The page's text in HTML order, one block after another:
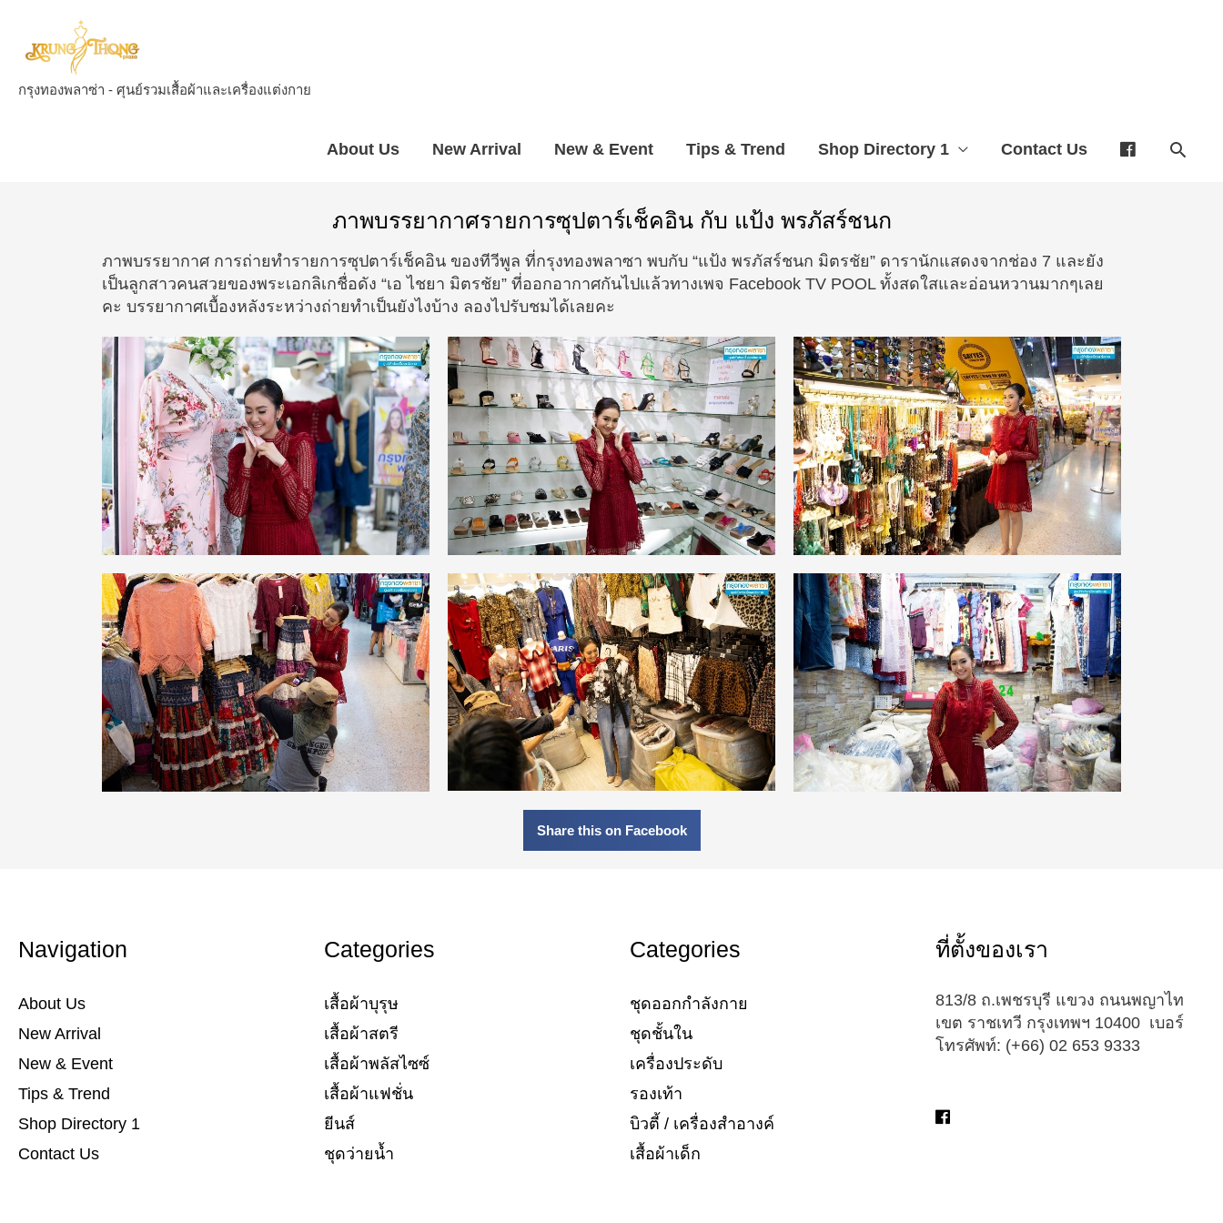
กรุงทองพลาซ่า - ศุนย์รวมเสื้อผ้าและเครื่องแต่งกาย
About Us New Arrival New & Event Tips & Trend Shop Directory 1 Contact Us
ภาพบรรยากาศรายการซุปตาร์เช็คอิน กับ แป้ง พรภัสร์ชนก
ภาพบรรยากาศ การถ่ายทำรายการซุปตาร์เช็คอิน ของทีวีพูล ที่กรุงทองพลาซา พบกับ “แป้ง พรภัสร์ชนก มิตรชัย” ดารานักแสดงจากช่อง 7 และยัง
เป็นลูกสาวคนสวยของพระเอกลิเกชื่อดัง “เอ ไชยา มิตรชัย” ที่ออกอากาศกันไปแล้วทางเพจ Facebook TV POOL ทั้งสดใสและอ่อนหวานมากๆเลย
คะ บรรยากาศเบื้องหลังระหว่างถ่ายทำเป็นยังไงบ้าง ลองไปรับชมได้เลยคะ
Share this on Facebook
Navigation
About Us
New Arrival
New & Event
Tips & Trend
Shop Directory 1
Contact Us
Categories
เสื้อผ้าบุรุษ
เสื้อผ้าสตรี​
เสื้อผ้าพลัสไซซ์​
เสื้อผ้าแฟชั่น​
ยีนส์​
ชุดว่ายน้ำ​
Categories
ชุดออกกำลังกาย
ชุดชั้นใน
เครื่องประดับ​
รองเท้า​
บิวตี้ / เครื่องสำอางค์
เสื้อผ้าเด็ก
ที่ตั้งของเรา
813/8 ถ.เพชรบุรี แขวง ถนนพญาไท
เขต ราชเทวี กรุงเทพฯ 10400 เบอร์
โทรศัพท์: (+66) 02 653 9333